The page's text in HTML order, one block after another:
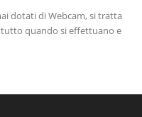
dotati di Webcam, si tratta
quando si effettuano e